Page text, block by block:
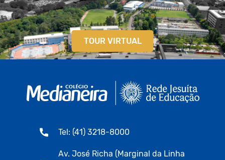
TOUR VIRTUAL
Tel: (41) 3218-8000
Av. José Richa (Marginal da Linha